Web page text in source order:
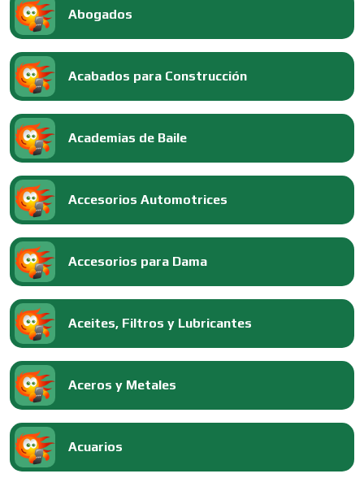
Abogados
Acabados para Construcción
Academias de Baile
Accesorios Automotrices
Accesorios para Dama
Aceites, Filtros y Lubricantes
Aceros y Metales
Acuarios